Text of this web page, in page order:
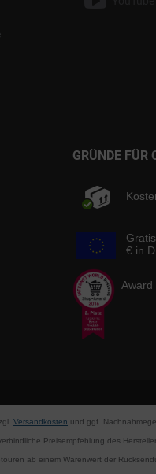
GRÜNDE FÜR
€ in
Award
Versandkosten und ggf.
Preisempfehlung des
ab einem Warenwert der